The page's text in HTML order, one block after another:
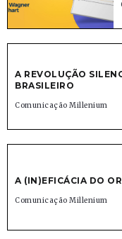
A REVOLUÇÃO
BRASILEIRO
Comunicação Millenium
A (IN)EFICÁCIA DO
Comunicação Millenium